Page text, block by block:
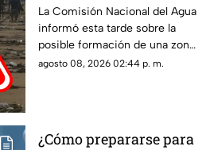
70% su probabilidad de
desarrollo y esta es la
ubicación exacta del
potencial ciclón
La Comisión Nacional del Agua
informó esta tarde sobre la
posible formación de una zona
de baja presión con potencial
agosto 08, 2026 02:44 p. m.
¿Cómo prepararse para